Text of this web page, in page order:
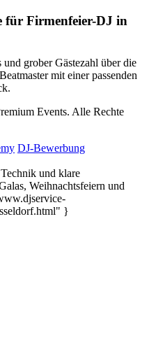
für Firmenfeier-DJ in
grober Gästezahl über die
mit einer passenden
Events. Alle Rechte
DJ-Bewerbung
und klare
Weihnachtsfeiern und
}